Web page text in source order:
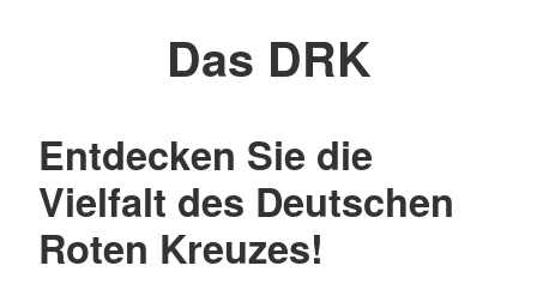
Das DRK
Entdecken Sie die
Vielfalt des Deutschen
Roten Kreuzes!